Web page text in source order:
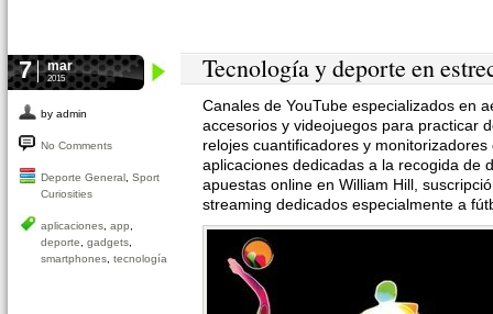
7 mar
2015
by admin
No Comments
Deporte General Sport
Curiosities
aplicaciones app
deporte
gadgets
smartphones tecnología
Tecnología y deporte en
Canales de YouTube especializados en
accesorios y videojuegos para practicar
relojes cuantificadores y
aplicaciones dedicadas a la recogida de
apuestas online en William Hill,
streaming dedicados especialmente a